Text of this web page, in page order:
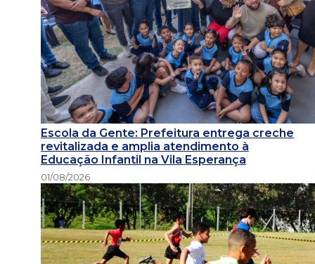
Escola da Gente: Prefeitura entrega creche
revitalizada e amplia atendimento à
Educação Infantil na Vila Esperança
01/08/2026